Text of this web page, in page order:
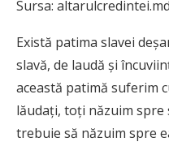
Sursa: altarulcredintei.md
Există patima slavei
slavă, de laudă şi
această patimă suferim
lăudaţi, toţi năzuim spre
trebuie să năzuim spre